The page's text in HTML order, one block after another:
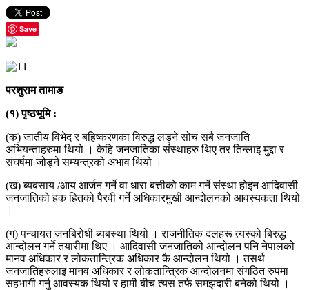
Save
परशुराम तामाङ
(१) पृष्ठभूमि :
(क) जातीय विभेद र बहिष्करणका विरुद्ध लड्ने सोच सबै जनजाति
अभियन्ताहरुमा थियो । केहि जनजातिका संस्थाहरु थिए तर तिन्लाइ मुद्दा र
संघर्षमा जोड्ने सम्यन्त्रको अभाव थियो ।
(ख) ब्यबसाय /आय आर्जन गर्ने वा धारा बत्तीको काम गर्ने संस्था होइन आदिवासी
जनजातिको हक हितको पैरवी गर्ने अधिकारमुखी आन्दोलनको आवस्यकता थियो
।
(ग) पन्चायत जनबिरोधी ब्यबस्था थियो । राजनीतिक दलहरू त्यस्को बिरुद्ध
आन्दोलन गर्ने तयारीमा थिए । आदिवासी जनजातिको आन्दोलन पनि नेपालको
मानव अधिकार र लोकतान्त्रिक अधिकार कै आन्दोलन थियो । तसर्थ
जनजातिहरुलाइ मानव अधिकार र लोकतान्त्रिक आन्दोलनमा संगठित रुपमा
सहभागी गर्नु आवस्यक थियो र हामी बीच त्यस तर्फ समझदारी बनेको थियोे ।